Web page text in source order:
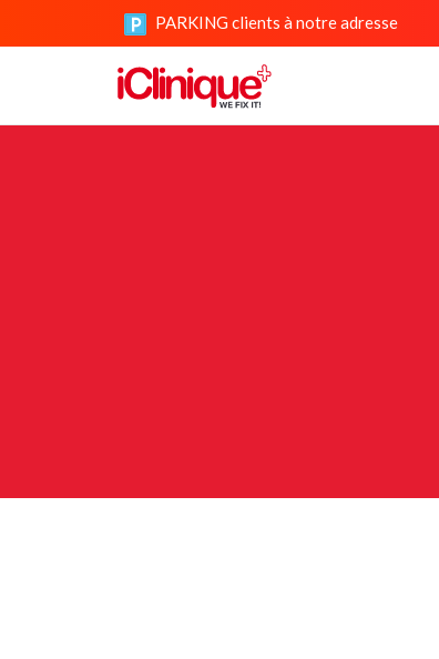
PARKING clients à notre adresse